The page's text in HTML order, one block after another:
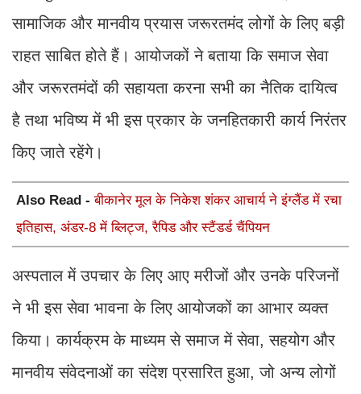
सामाजिक और मानवीय प्रयास जरूरतमंद लोगों के लिए बड़ी
राहत साबित होते हैं। आयोजकों ने बताया कि समाज सेवा
और जरूरतमंदों की सहायता करना सभी का नैतिक दायित्व
है तथा भविष्य में भी इस प्रकार के जनहितकारी कार्य निरंतर
किए जाते रहेंगे।
Also Read -बीकानेर मूल के निकेश शंकर आचार्य ने इंग्लैंड में रचा
इतिहास, अंडर-8 में ब्लिट्ज, रैपिड और स्टैंडर्ड चैंपियन
अस्पताल में उपचार के लिए आए मरीजों और उनके परिजनों
ने भी इस सेवा भावना के लिए आयोजकों का आभार व्यक्त
किया। कार्यक्रम के माध्यम से समाज में सेवा, सहयोग और
मानवीय संवेदनाओं का संदेश प्रसारित हुआ, जो अन्य लोगों